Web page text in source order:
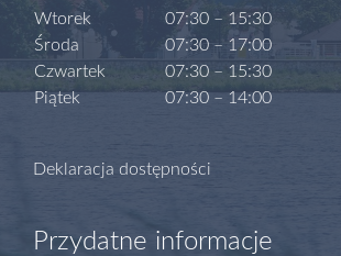
Wtorek
Środa
Czwartek
Piątek
07:30 – 15:30
07:30 – 17:00
07:30 – 15:30
07:30 – 14:00
Deklaracja dostępności
Przydatne informacje